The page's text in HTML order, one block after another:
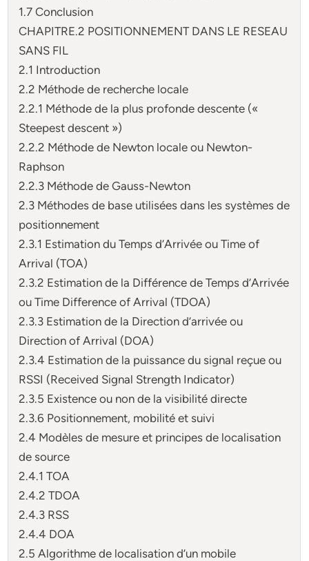
1.7 Conclusion
CHAPITRE.2 POSITIONNEMENT DANS LE RESEAU
SANS FIL
2.1 Introduction
2.2 Méthode de recherche locale
2.2.1 Méthode de la plus profonde descente («
Steepest descent »)
2.2.2 Méthode de Newton locale ou Newton-
Raphson
2.2.3 Méthode de Gauss-Newton
2.3 Méthodes de base utilisées dans les systèmes de
positionnement
2.3.1 Estimation du Temps d’Arrivée ou Time of
Arrival (TOA)
2.3.2 Estimation de la Différence de Temps d’Arrivée
ou Time Difference of Arrival (TDOA)
2.3.3 Estimation de la Direction d’arrivée ou
Direction of Arrival (DOA)
2.3.4 Estimation de la puissance du signal reçue ou
RSSI (Received Signal Strength Indicator)
2.3.5 Existence ou non de la visibilité directe
2.3.6 Positionnement, mobilité et suivi
2.4 Modèles de mesure et principes de localisation
de source
2.4.1 TOA
2.4.2 TDOA
2.4.3 RSS
2.4.4 DOA
2.5 Algorithme de localisation d’un mobile